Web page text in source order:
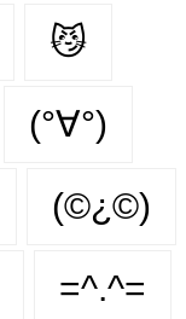
😼
(°∀°)
(©¿©)
=^.^=